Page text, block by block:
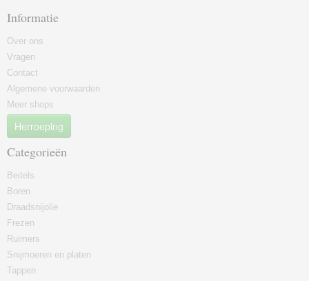
Informatie
Over ons
Vragen
Contact
Algemene voorwaarden
Meer shops
Herroeping
Categorieën
Beitels
Boren
Draadsnijolie
Frezen
Ruimers
Snijmoeren en platen
Tappen